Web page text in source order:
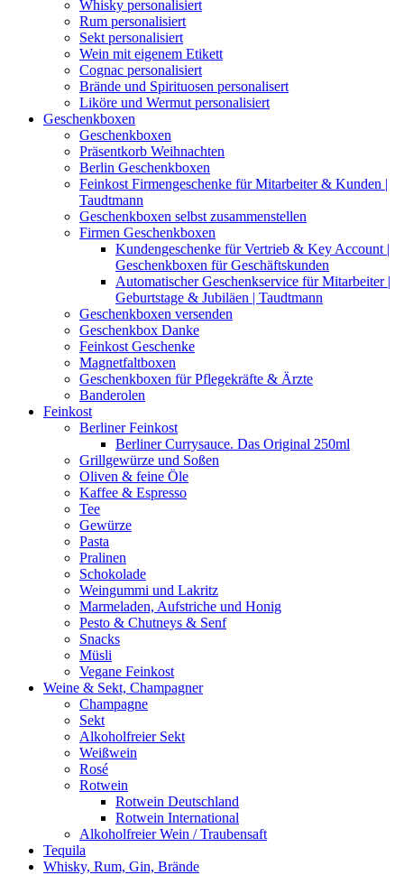
Whisky personalisiert
Rum personalisiert
Sekt personalisiert
Wein mit eigenem Etikett
Cognac personalisiert
Brände und Spirituosen personalisert
Liköre und Wermut personalisiert
Geschenkboxen
Geschenkboxen
Präsentkorb Weihnachten
Berlin Geschenkboxen
Feinkost Firmengeschenke für Mitarbeiter & Kunden |
Taudtmann
Geschenkboxen selbst zusammenstellen
Firmen Geschenkboxen
Kundengeschenke für Vertrieb & Key Account |
Geschenkboxen für Geschäftskunden
Automatischer Geschenkservice für Mitarbeiter |
Geburtstage & Jubiläen | Taudtmann
Geschenkboxen versenden
Geschenkbox Danke
Feinkost Geschenke
Magnetfaltboxen
Geschenkboxen für Pflegekräfte & Ärzte
Banderolen
Feinkost
Berliner Feinkost
Berliner Currysauce. Das Original 250ml
Grillgewürze und Soßen
Oliven & feine Öle
Kaffee & Espresso
Tee
Gewürze
Pasta
Pralinen
Schokolade
Weingummi und Lakritz
Marmeladen, Aufstriche und Honig
Pesto & Chutneys & Senf
Snacks
Müsli
Vegane Feinkost
Weine & Sekt, Champagner
Champagne
Sekt
Alkoholfreier Sekt
Weißwein
Rosé
Rotwein
Rotwein Deutschland
Rotwein International
Alkoholfreier Wein / Traubensaft
Tequila
Whisky, Rum, Gin, Brände